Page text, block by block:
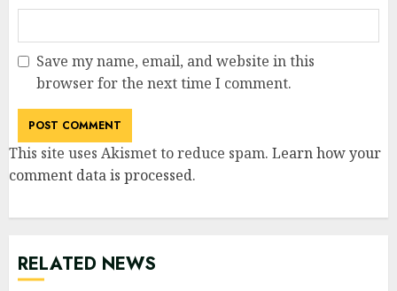
Save my name, email, and website in this
browser for the next time I comment.
This site uses Akismet to reduce spam. Learn how your
comment data is processed.
RELATED NEWS